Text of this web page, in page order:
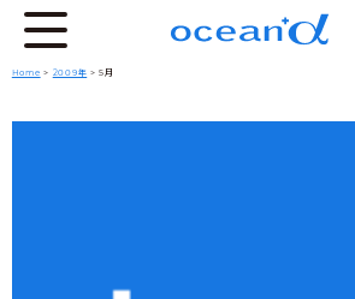
Home > 2009年 > 5月